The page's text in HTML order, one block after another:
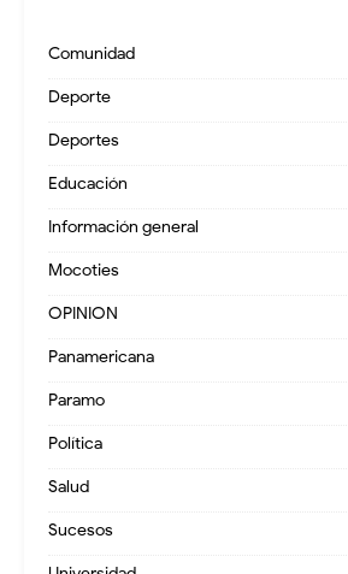
Comunidad
Deporte
Deportes
Educación
Información general
Mocoties
OPINION
Panamericana
Paramo
Política
Salud
Sucesos